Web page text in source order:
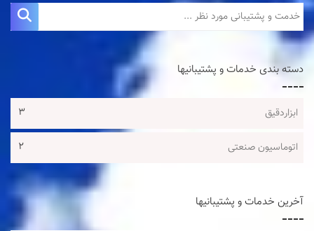
دسته بندی خدمات و پشتیبانیها
ابزاردقیق 3
اتوماسیون صنعتی 2
آخرین خدمات و پشتیبانیها